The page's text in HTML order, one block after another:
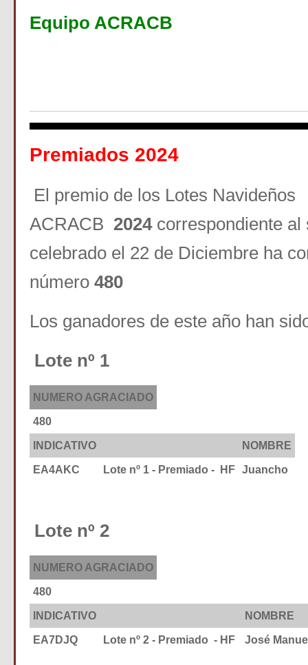
Equipo ACRACB
Premiados 2024
El premio de los Lotes Navideños
ACRACB 2024correspondiente al
celebrado el 22 de Diciembre ha
número 480
Los ganadores de este año han
Lote nº 1
NUMERO AGRACIADO
480
INDICATIVO NOMBRE
EA4AKC Lote nº 1 - Premiado - HF Juancho
Lote nº 2
NUMERO AGRACIADO
480
INDICATIVO NOMBRE
EA7DJQ Lote nº 2 - Premiado - HF José